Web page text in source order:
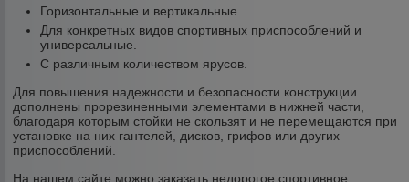
Горизонтальные и вертикальные.
Для конкретных видов спортивных приспособлений и
универсальные.
С различным количеством ярусов.
Для повышения надежности и безопасности конструкции
дополнены прорезиненными элементами в нижней части,
благодаря которым стойки не скользят и не перемещаются при
установке на них гантелей, дисков, грифов или других
приспособлений.
На нашем сайте можно заказать недорогое спортивное